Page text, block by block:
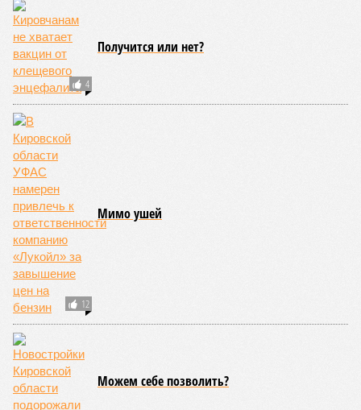
4
Получится или нет?
12
Мимо ушей
Можем себе позволить?